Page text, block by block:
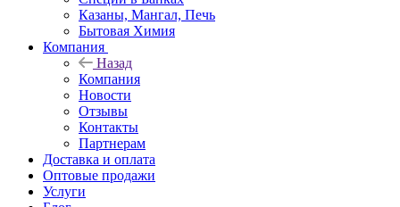
Казаны, Мангал, Печь
Бытовая Химия
Компания
Назад
Компания
Новости
Отзывы
Контакты
Партнерам
Доставка и оплата
Оптовые продажи
Услуги